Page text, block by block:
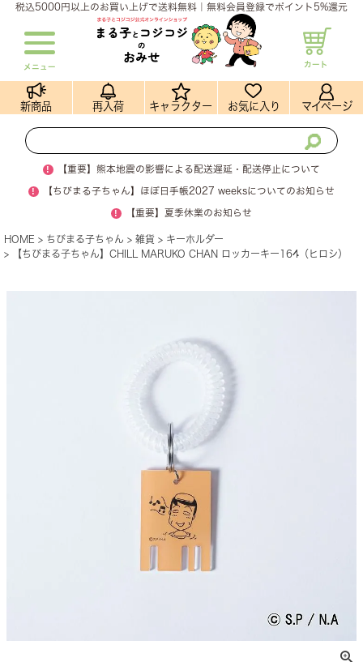
税込5000円以上のお買い上げで送料無料｜無料会員登録でポイント5%還元
メニュー カート
新商品 再入荷 キャラクター お気に入り マイページ
! 【重要】熊本地震の影響による配送遅延・配送停止について
! 【ちびまる子ちゃん】ほぼ日手帳2027 weeksについてのお知らせ
! 【重要】夏季休業のお知らせ
HOME ちびまる子ちゃん 雑貨
キーホルダー
【ちびまる子ちゃん】CHILL MARUKO CHAN ロッカーキー164（ヒロシ）